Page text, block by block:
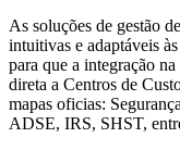
As soluções de gestão
intuitivas e adaptáveis
para que a integração
direta a Centros de
mapas oficias:
ADSE, IRS, SHST,